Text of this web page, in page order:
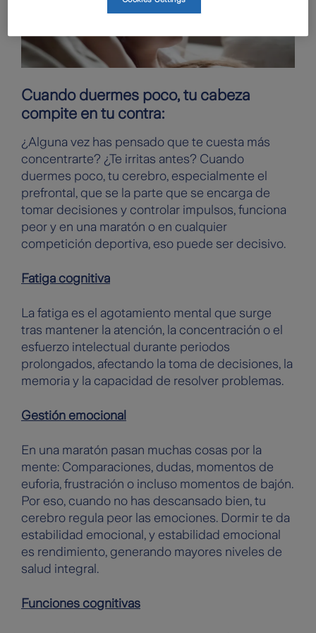
Cuando duermes poco, tu cabeza
compite en tu contra:
¿Alguna vez has pensado que te cuesta más
concentrarte? ¿Te irritas antes? Cuando
duermes poco, tu cerebro, especialmente el
prefrontal, que se la parte que se encarga de
tomar decisiones y controlar impulsos, funciona
peor y en una maratón o en cualquier
competición deportiva, eso puede ser decisivo.
Fatiga cognitiva
La fatiga es el agotamiento mental que surge
tras mantener la atención, la concentración o el
esfuerzo intelectual durante periodos
prolongados, afectando la toma de decisiones, la
memoria y la capacidad de resolver problemas.
Gestión emocional
En una maratón pasan muchas cosas por la
mente: Comparaciones, dudas, momentos de
euforia, frustración o incluso momentos de bajón.
Por eso, cuando no has descansado bien, tu
cerebro regula peor las emociones. Dormir te da
estabilidad emocional, y estabilidad emocional
es rendimiento, generando mayores niveles de
salud integral.
Funciones cognitivas